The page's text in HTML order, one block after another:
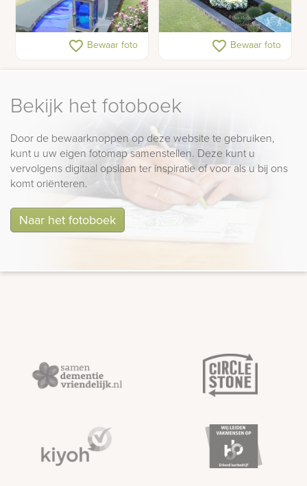
Glazen foto op
grafmonument
favorite_border Bewaar foto Islamitische grafsteen
favorite_border Bewaar foto
Bekijk het fotoboek
Door de bewaarknoppen op deze website te gebruiken,
kunt u uw eigen fotomap samenstellen. Deze kunt u
vervolgens digitaal opslaan ter inspiratie of voor als u bij ons
komt oriënteren.
Naar het fotoboek